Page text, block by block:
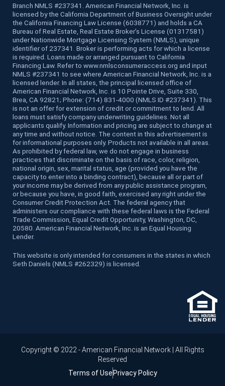
Branch NMLS #237341. American Financial Network, Inc. is
licensed by the California Department of Business Oversight under
the California Financing Law License (6038771) and holds a CA
Bureau of Real Estate, Real Estate Broker’s License (01317581)
under Nationwide Mortgage Licensing System (NMLS), unique
identifier of 237341. Broker is performing acts for which a license
is required. Loans made or arranged pursuant to California
Financing Law. Refer to www.nmlsconsumeraccess.org and input
NMLS #237341 to see where American Financial Network, Inc. is a
licensed lender. In all states, the principal licensed office of
American Financial Network, Inc. is 10 Pointe Drive, Suite 330,
Brea, CA 92821; Phone: (714) 831-4000 (NMLS ID #237341). This
is not an offer for extension of credit or commitment to lend. All
loans must satisfy company underwriting guidelines. Not all
applicants qualify. Information and pricing are subject to change at
any time and without notice. The content in this advertisement is
for informational purposes only. Products not available in all areas.
As prohibited by federal law, we do not engage in business
practices that discriminate on the basis of race, color, religion,
national origin, sex, marital status, age (provided you have the
capacity to enter into a binding contract), because all or part of
your income may be derived from any public assistance program,
or because you have, in good faith, exercised any right under the
Consumer Credit Protection Act. The federal agency that
administers our compliance with these federal laws is the Federal
Trade Commission, Equal Credit Opportunity, Washington, DC,
20580. American Financial Network, Inc. is an Equal Housing
Lender.
This website is only intended for consumers in the states in which
Seth Daniels (NMLS #262329) is licensed.
Copyright © 2022 - American Financial Network | All Rights
Reserved
Terms of UsePrivacy Policy